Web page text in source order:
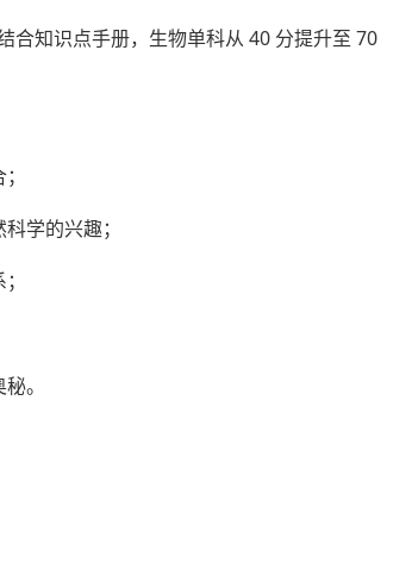
合知识点手册，生物单科从 40 分提升至 70
学的兴趣；
。